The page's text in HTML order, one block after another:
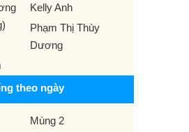
Kelly Anh
Phạm Thị Thùy
Dương
theo ngày
Mùng 2